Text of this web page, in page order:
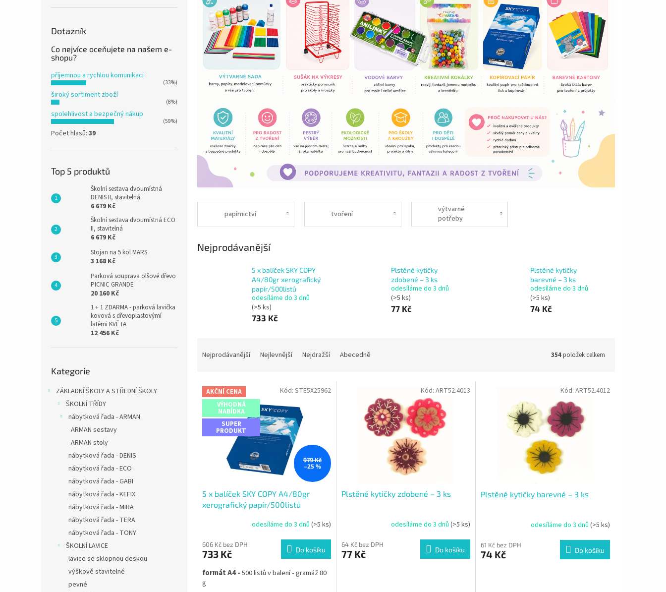
Dotazník
Co nejvíce oceňujete na našem e-
shopu?
příjemnou a rychlou komunikaci
(33%)
široký sortiment zboží
(8%)
spolehlivost a bezpečný nákup
(59%)
Počet hlasů: 39
Top 5 produktů
Školní sestava dvoumístná
DENIS II, stavitelná
6 679 Kč
Školní sestava dvoumístná ECO
II, stavitelná
6 679 Kč
Stojan na 5 kol MARS
3 168 Kč
Parková souprava olšové dřevo
PICNIC GRANDE
20 160 Kč
1 + 1 ZDARMA - parková lavička
kovová s dřevoplastovýmí
latěmi KVĚTA
12 456 Kč
kategorie
Kategorie
ZÁKLADNÍ ŠKOLY A STŘEDNÍ ŠKOLY
ŠKOLNÍ TŘÍDY
nábytková řada - ARMAN
ARMAN sestavy
ARMAN stoly
nábytková řada - DENIS
nábytková řada - ECO
nábytková řada - GABI
nábytková řada - KEFIX
nábytková řada - MIRA
nábytková řada - TERA
nábytková řada - TONY
ŠKOLNÍ LAVICE
lavice se sklopnou deskou
výškově stavitelné
pevné
papírnictví tvoření
výtvarné
potřeby
Nejprodávanější
5 x balíček SKY COPY
A4/80gr xerografický
papír/500listů
odesíláme do 3 dnů
(>5 ks)
733 Kč
Plstěné kytičky
zdobené – 3 ks
odesíláme do 3 dnů
(>5 ks)
77 Kč
Plstěné kytičky
barevné – 3 ks
odesíláme do 3 dnů
(>5 ks)
74 Kč
n
Nejprodávanější Nejlevnější Nejdražší Abecedně 354položek celkem
V AKČNÍ CENA
VÝHODNÁ
NABÍDKA
SUPER
PRODUKT
979 Kč
–25 %
5 x balíček SKY COPY A4/80gr
xerografický papír/500listů
odesíláme do 3 dnů (>5 ks)
606 Kč bez DPH
733 Kč Do košíku
formát A4 -500 listů v balení - gramáž 80
g
Kód: STE5X25962
Plstěné kytičky zdobené – 3 ks
odesíláme do 3 dnů (>5 ks)
64 Kč bez DPH
77 Kč Do košíku
Kód: ART52.4013
Plstěné kytičky barevné – 3 ks
odesíláme do 3 dnů (>5 ks)
61 Kč bez DPH
74 Kč Do košíku
Kód: ART52.4012